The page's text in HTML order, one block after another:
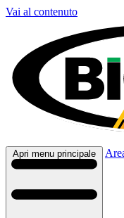
Vai al contenuto
Apri menu principale